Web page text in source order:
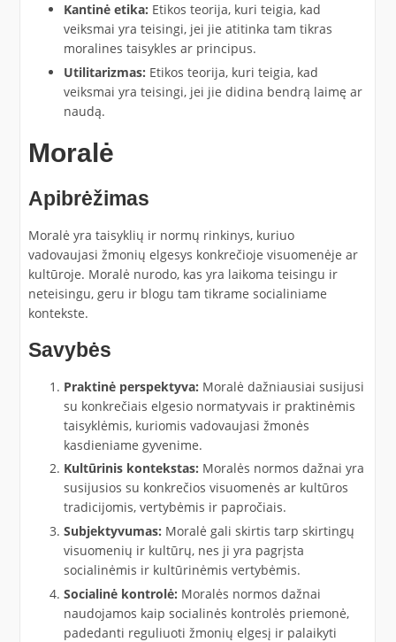
Kantinė etika: Etikos teorija, kuri teigia, kad
veiksmai yra teisingi, jei jie atitinka tam tikras
moralines taisykles ar principus.
Utilitarizmas: Etikos teorija, kuri teigia, kad
veiksmai yra teisingi, jei jie didina bendrą laimę ar
naudą.
Moralė
Apibrėžimas
Moralė yra taisyklių ir normų rinkinys, kuriuo
vadovaujasi žmonių elgesys konkrečioje visuomenėje ar
kultūroje. Moralė nurodo, kas yra laikoma teisingu ir
neteisingu, geru ir blogu tam tikrame socialiniame
kontekste.
Savybės
Praktinė perspektyva: Moralė dažniausiai susijusi
su konkrečiais elgesio normatyvais ir praktinėmis
taisyklėmis, kuriomis vadovaujasi žmonės
kasdieniame gyvenime.
Kultūrinis kontekstas: Moralės normos dažnai yra
susijusios su konkrečios visuomenės ar kultūros
tradicijomis, vertybėmis ir papročiais.
Subjektyvumas: Moralė gali skirtis tarp skirtingų
visuomenių ir kultūrų, nes ji yra pagrįsta
socialinėmis ir kultūrinėmis vertybėmis.
Socialinė kontrolė: Moralės normos dažnai
naudojamos kaip socialinės kontrolės priemonė,
padedanti reguliuoti žmonių elgesį ir palaikyti